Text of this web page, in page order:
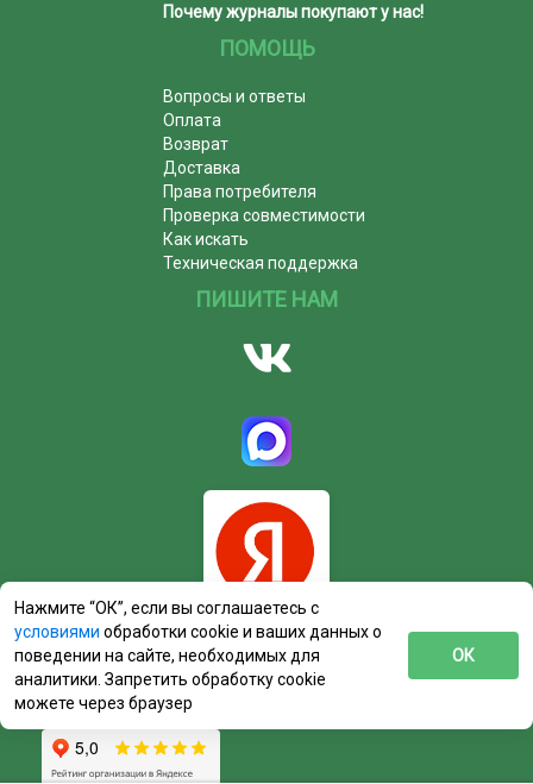
Почему журналы покупают у нас!
ПОМОЩЬ
Вопросы и ответы
Оплата
Возврат
Доставка
Права потребителя
Проверка совместимости
Как искать
Техническая поддержка
ПИШИТЕ НАМ
Нажмите “ОК”, если вы соглашаетесь с
условиями обработки cookie и ваших данных о
поведении на сайте, необходимых для
аналитики. Запретить обработку cookie
можете через браузер
ОК